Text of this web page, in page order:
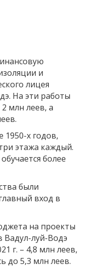
и
лицея
На эти работы
млн леев, а
1950-х годов,
этажа каждый.
более
были
вход в
на проекты
Вадул-луй-Водэ
г. – 4,8 млн леев,
до 5,3 млн леев.